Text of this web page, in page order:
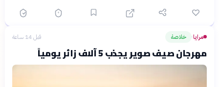
مرايا› خلاصة قبل 14 ساعة
مهرجان صيف صوير يجذب 5 آلاف زائر يومياً